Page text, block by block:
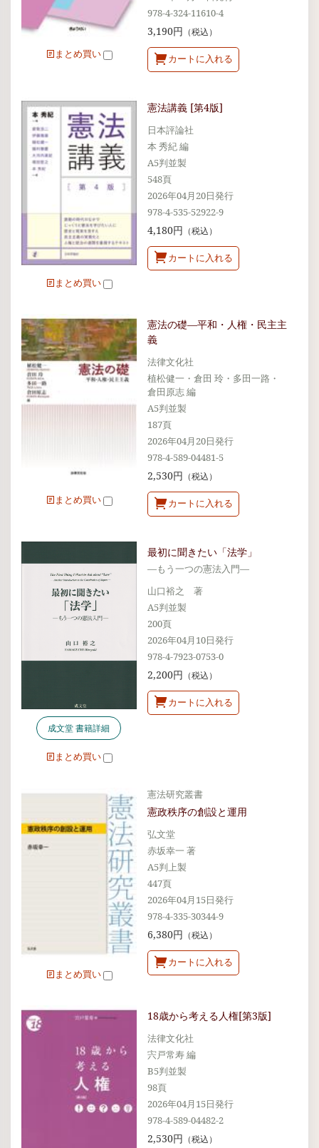
まとめ買い
978-4-324-11610-4
3,190円 （税込）
カートに入れる
まとめ買い
憲法講義 [第4版]
日本評論社
本 秀紀 編
A5判並製
548頁
2026年04月20日発行
978-4-535-52922-9
4,180円 （税込）
カートに入れる
まとめ買い
憲法の礎―平和・人権・民主主
義
法律文化社
植松健一・倉田 玲・多田一路・
倉田原志 編
A5判並製
187頁
2026年04月20日発行
978-4-589-04481-5
2,530円 （税込）
カートに入れる
成文堂 書籍詳細
まとめ買い
最初に聞きたい「法学」
―もう一つの憲法入門―
山口裕之 著
A5判並製
200頁
2026年04月10日発行
978-4-7923-0753-0
2,200円 （税込）
カートに入れる
まとめ買い
憲法研究叢書
憲政秩序の創設と運用
弘文堂
赤坂幸一 著
A5判上製
447頁
2026年04月15日発行
978-4-335-30344-9
6,380円 （税込）
カートに入れる
18歳から考える人権[第3版]
法律文化社
宍戸常寿 編
B5判並製
98頁
2026年04月15日発行
978-4-589-04482-2
2,530円 （税込）